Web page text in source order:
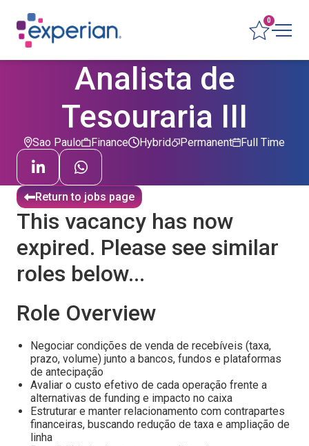
0
Analista de
Tesouraria III
Sao Paulo Finance Permanent
Hybrid Full Time
Return to jobs page
This vacancy has now
expired. Please see similar
roles below...
Role Overview
Negociar condições de venda de recebíveis (taxa,
prazo, volume) junto a bancos, fundos e plataformas
de antecipação
Avaliar o custo efetivo de cada operação frente a
alternativas de funding e impacto no caixa
Estruturar e manter relacionamento com contrapartes
financeiras, buscando redução de taxa e ampliação de
linha